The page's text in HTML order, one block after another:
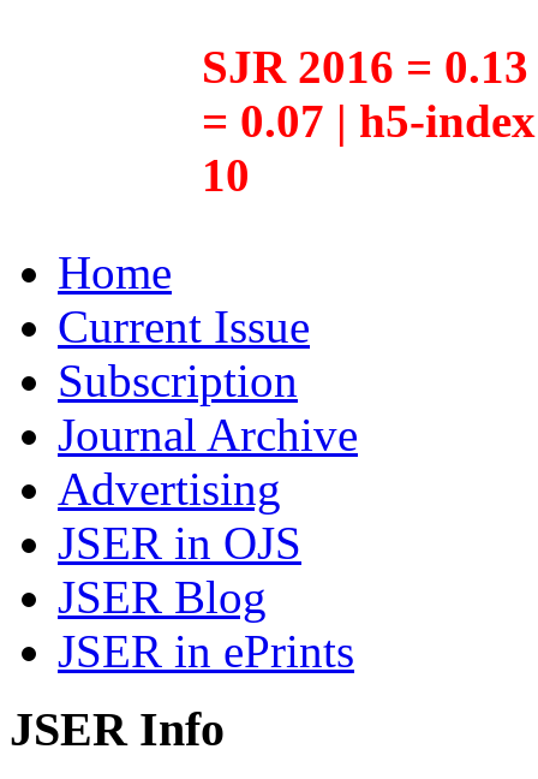
SJR 2016 =
= 0.07 | h5-
10
Home
Current Issue
Subscription
Journal Archive
Advertising
JSER in OJS
JSER Blog
JSER in ePrints
JSER Info